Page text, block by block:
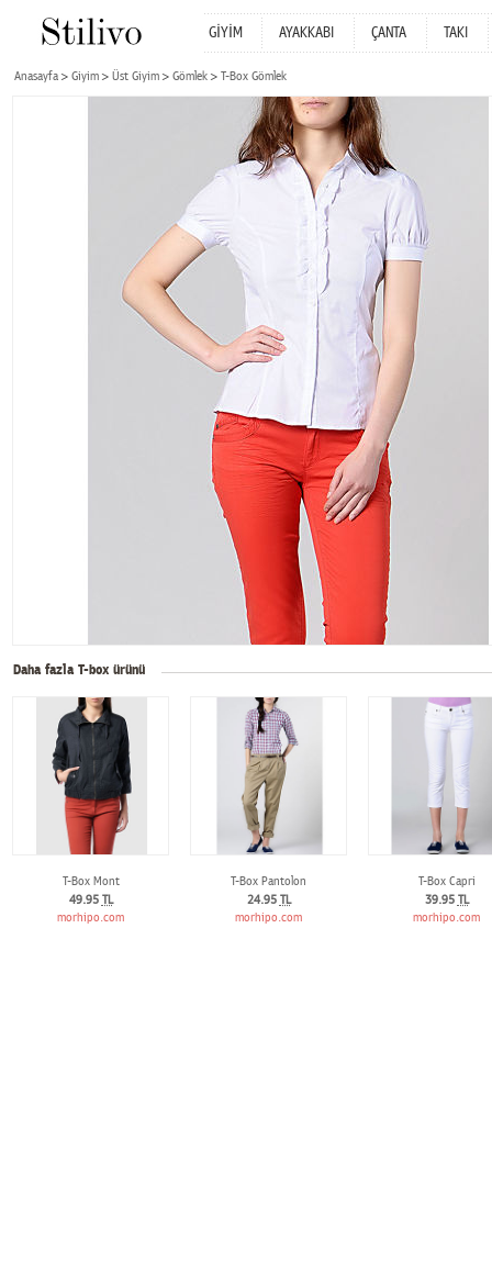
GİYİM AYAKKABI ÇANTA TAKI
Anasayfa Giyim Üst Giyim Gömlek T-Box Gömlek
Daha fazla T-box ürünü
T-Box Mont
49.95 TL
morhipo.com
T-Box Pantolon
24.95 TL
morhipo.com
T-Box Capri
39.95 TL
morhipo.com